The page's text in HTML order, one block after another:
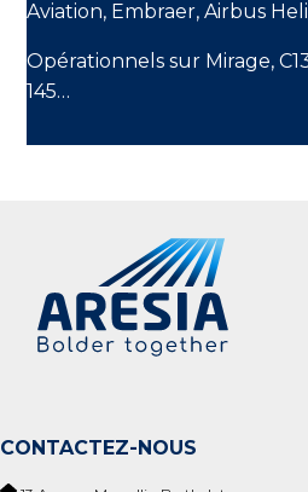
Aviation, Embraer, Airbus
Opérationnels sur Mirage,
145…
CONTACTEZ-NOUS